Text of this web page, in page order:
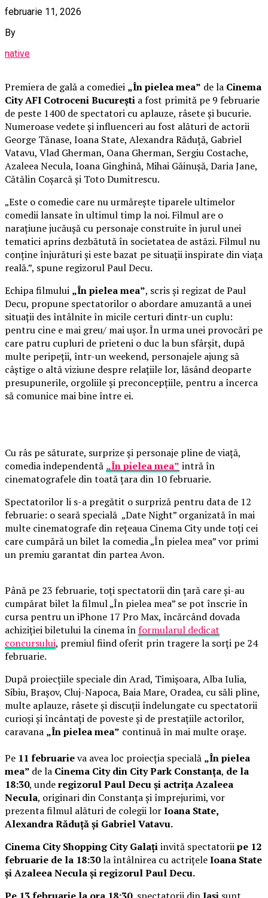
februarie 11, 2026
By
native
Premiera de gală a comediei „În pielea mea” de la Cinema
City AFI Cotroceni București a fost primită pe 9 februarie
de peste 1400 de spectatori cu aplauze, râsete și bucurie.
Numeroase vedete și influenceri au fost alături de actorii
George Tănase, Ioana State, Alexandra Răduță, Gabriel
Vatavu, Vlad Gherman, Oana Gherman, Sergiu Costache,
Azaleea Necula, Ioana Ginghină, Mihai Găinușă, Daria Jane,
Cătălin Coșarcă și Toto Dumitrescu.
„Este o comedie care nu urmărește tiparele ultimelor
comedii lansate în ultimul timp la noi. Filmul are o
narațiune jucăușă cu personaje construite în jurul unei
tematici aprins dezbătută în societatea de astăzi. Filmul nu
conține înjurături și este bazat pe situații inspirate din viața
reală.”, spune regizorul Paul Decu.
Echipa filmului „În pielea mea”, scris și regizat de Paul
Decu, propune spectatorilor o abordare amuzantă a unei
situații des întâlnite în micile certuri dintr-un cuplu:
pentru cine e mai greu/ mai ușor. În urma unei provocări pe
care patru cupluri de prieteni o duc la bun sfârșit, după
multe peripeții, într-un weekend, personajele ajung să
câștige o altă viziune despre relațiile lor, lăsând deoparte
presupunerile, orgoliile și preconcepțiile, pentru a încerca
să comunice mai bine între ei.
Cu râs pe săturate, surprize și personaje pline de viață,
comedia independentă „În pielea mea” intră în
cinematografele din toată țara din 10 februarie.
Spectatorilor li s-a pregătit o surpriză pentru data de 12
februarie: o seară specială „Date Night” organizată în mai
multe cinematografe din rețeaua Cinema City unde toți cei
care cumpără un bilet la comedia „În pielea mea” vor primi
un premiu garantat din partea Avon.
Până pe 23 februarie, toți spectatorii din țară care și-au
cumpărat bilet la filmul „În pielea mea” se pot înscrie în
cursa pentru un iPhone 17 Pro Max, încărcând dovada
achiziției biletului la cinema înformularul dedicat
concursului, premiul fiind oferit prin tragere la sorți pe 24
februarie.
După proiecțiile speciale din Arad, Timișoara, Alba Iulia,
Sibiu, Brașov, Cluj-Napoca, Baia Mare, Oradea, cu săli pline,
multe aplauze, râsete și discuții îndelungate cu spectatorii
curioși și încântați de poveste și de prestațiile actorilor,
caravana „În pielea mea” continuă în mai multe orașe.
Pe 11 februarieva avea loc proiecția specială „În pielea
mea” de la Cinema City din City Park Constanța, de la
18:30, underegizorul Paul Decu și actrița Azaleea
Necula, originari din Constanța și împrejurimi, vor
prezenta filmul alături de colegii lorIoana State,
Alexandra Răduță și Gabriel Vatavu.
Cinema City Shopping City Galațiinvită spectatoriipe 12
februarie de la 18:30la întâlnirea cu actrițeleIoana State
și Azaleea Necula și regizorul Paul Decu.